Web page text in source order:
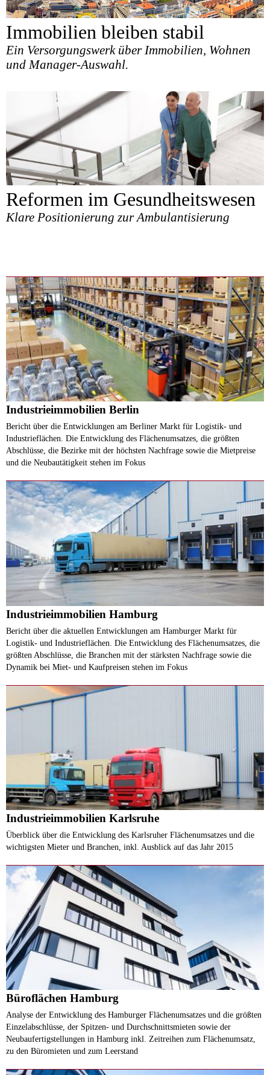
Immobilien bleiben stabil
Ein Versorgungswerk über Immobilien, Wohnen
und Manager-Auswahl.
Reformen im Gesundheitswesen
Klare Positionierung zur Ambulantisierung
Industrieimmobilien Berlin
Bericht über die ​Entwicklungen am Berliner Markt für Logistik- und
Industrieflächen. Die Entwicklung des Flächenumsatzes, die größten
Abschlüsse, die Bezirke mit der höchsten Nachfrage sowie die Mietpreise
und die Neubautätigkeit stehen im Fokus
Industrieimmobilien Hamburg
Bericht über die aktuellen Entwicklungen am Hamburger Markt für
Logistik- und Industrieflächen. Die Entwicklung des Flächenumsatzes, die
größten Abschlüsse, die Branchen mit der stärksten Nachfrage sowie die
Dynamik bei Miet- und Kaufpreisen stehen im Fokus
Industrieimmobilien Karlsruhe
Überblick über die Entwicklung des Karlsruher Flächenumsatzes und die
wichtigsten Mieter und Branchen, inkl. Ausblick auf das Jahr 2015
Büroflächen Hamburg
Analyse der Entwicklung des Hamburger Flächenumsatzes und die größten
Einzelabschlüsse, der Spitzen- und Durchschnittsmieten sowie der
Neubaufertigstellungen in Hamburg inkl. Zeitreihen zum Flächenumsatz,
zu den Büromieten und zum Leerstand